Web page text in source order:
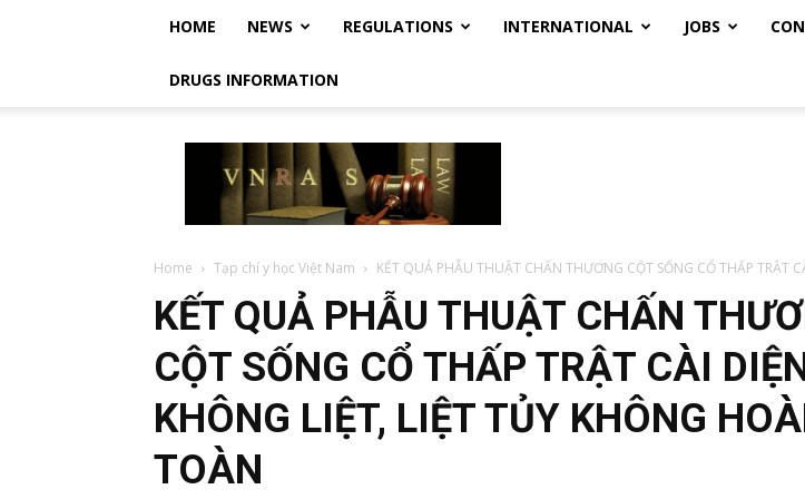
HOME NEWS REGULATIONS INTERNATIONAL JOBS
DRUGS INFORMATION
Vietnam
Regulatory
Affairs
Society
Luật
Việt
Nam
Home Tạp chí y học Việt Nam KẾT QUẢ PHẪU THUẬT CHẤN THƯƠNG CỘT SỐNG CỔ THẤP TRẬT
KẾT QUẢ PHẪU THUẬT CHẤN
CỘT SỐNG CỔ THẤP TRẬT CÀI
KHÔNG LIỆT, LIỆT TỦY KHÔNG
TOÀN